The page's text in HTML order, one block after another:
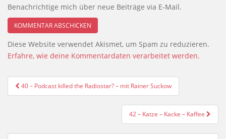
Benachrichtige mich über neue Beiträge via E-Mail.
Diese Website verwendet Akismet, um Spam zu reduzieren.
Erfahre, wie deine Kommentardaten verarbeitet werden.
Beitragsnavigation
40 – Podcast killed the Radiostar? – mit Rainer Suckow
42 – Katze – Kacke – Kaffee